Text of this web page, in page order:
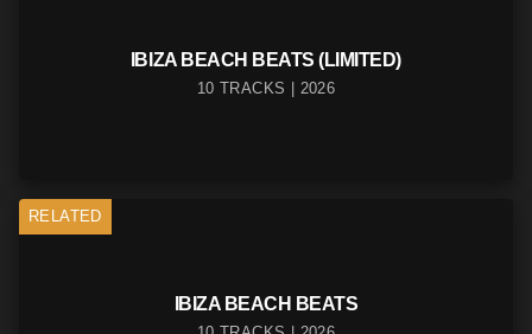
IBIZA BEACH BEATS (LIMITED)
10 TRACKS | 2026
RELATED
IBIZA BEACH BEATS